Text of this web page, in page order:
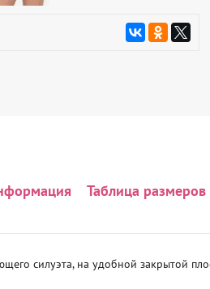
Таблица размеров
силуэта, на удобной закрытой